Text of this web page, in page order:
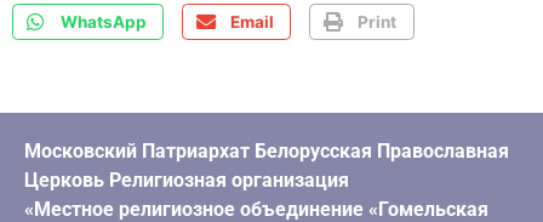
WhatsApp Email Print
Московский Патриархат Белорусская Православная
Церковь Религиозная организация
«Местное религиозное объединение «Гомельская